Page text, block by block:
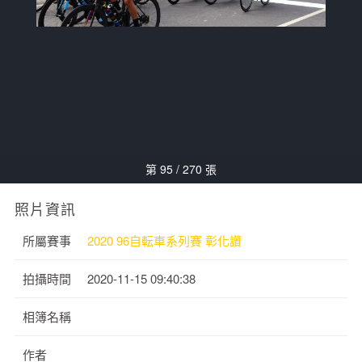
第 95 / 270 張
照片資訊
所屬賽事 2020 96自転車系列賽 彰化讚
拍攝時間 2020-11-15 09:40:38
相簿名稱
作者